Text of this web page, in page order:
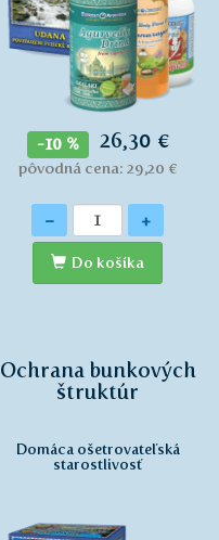
-10 % 26,30 €
pôvodná cena: 29,20 €
Množstvo
- +
Do košíka
Ochrana bunkových
štruktúr
Domáca ošetrovateľská
starostlivosť